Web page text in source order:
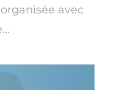
avec